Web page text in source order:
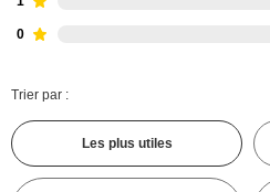
0
Trier par :
Les plus utiles